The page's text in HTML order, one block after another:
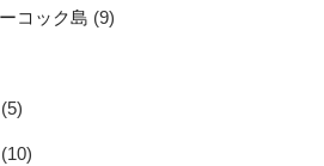
コック島 (9)
(5)
(10)